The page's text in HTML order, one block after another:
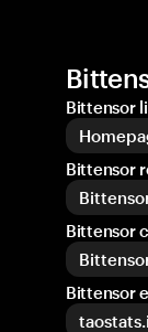
Bittensor
Bittensor
Bittensor
Bittensor